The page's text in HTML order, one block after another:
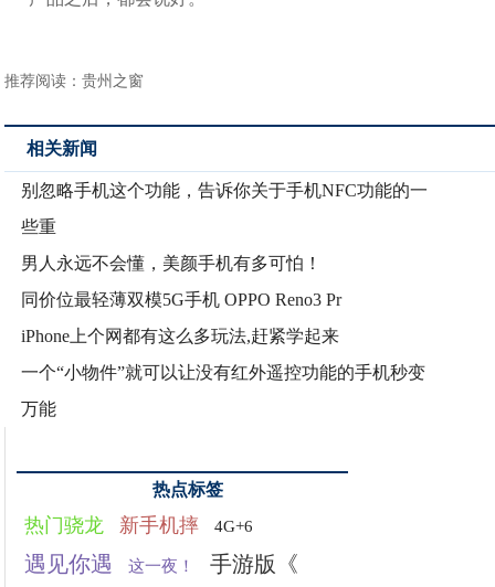
推荐阅读：贵州之窗
相关新闻
别忽略手机这个功能，告诉你关于手机NFC功能的一
些重
男人永远不会懂，美颜手机有多可怕！
同价位最轻薄双模5G手机 OPPO Reno3 Pr
iPhone上个网都有这么多玩法,赶紧学起来
一个“小物件”就可以让没有红外遥控功能的手机秒变
万能
热点标签
热门骁龙 新手机摔 4G+6
遇见你遇 这一夜！ 手游版《